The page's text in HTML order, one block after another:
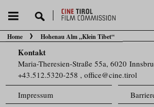
Sie befinden sich hier:
Home Hohenau Alm „Klein Tibet“
Kontakt
Maria-Theresien-Straße 55a, 6020
+43.512.5320-258 ,office@cine.tirol
Impressum